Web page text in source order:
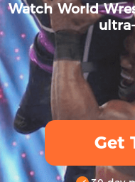
Watch World
Get